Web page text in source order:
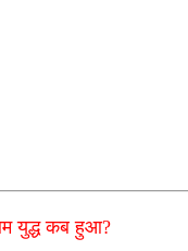
युद्ध कब हुआ?